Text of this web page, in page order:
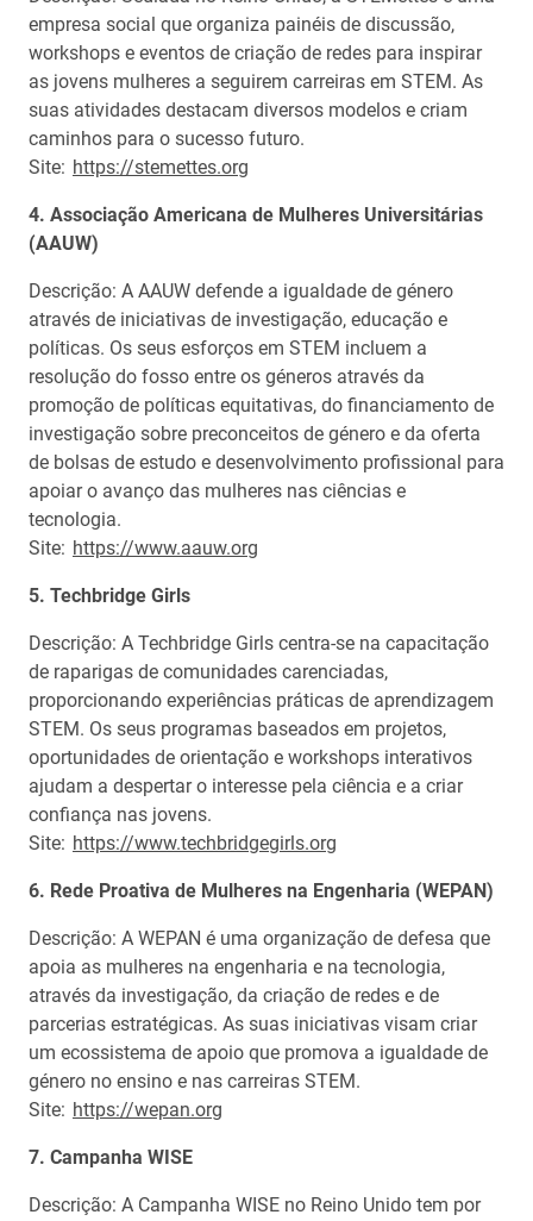
empresa social que organiza painéis de discussão,
workshops e eventos de criação de redes para inspirar
as jovens mulheres a seguirem carreiras em STEM. As
suas atividades destacam diversos modelos e criam
caminhos para o sucesso futuro.
Site: https://stemettes.org
4. Associação Americana de Mulheres Universitárias
(AAUW)
Descrição: A AAUW defende a igualdade de género
através de iniciativas de investigação, educação e
políticas. Os seus esforços em STEM incluem a
resolução do fosso entre os géneros através da
promoção de políticas equitativas, do financiamento de
investigação sobre preconceitos de género e da oferta
de bolsas de estudo e desenvolvimento profissional para
apoiar o avanço das mulheres nas ciências e
tecnologia.
Site: https://www.aauw.org
5. Techbridge Girls
Descrição: A Techbridge Girls centra-se na capacitação
de raparigas de comunidades carenciadas,
proporcionando experiências práticas de aprendizagem
STEM. Os seus programas baseados em projetos,
oportunidades de orientação e workshops interativos
ajudam a despertar o interesse pela ciência e a criar
confiança nas jovens.
Site: https://www.techbridgegirls.org
6. Rede Proativa de Mulheres na Engenharia (WEPAN)
Descrição: A WEPAN é uma organização de defesa que
apoia as mulheres na engenharia e na tecnologia,
através da investigação, da criação de redes e de
parcerias estratégicas. As suas iniciativas visam criar
um ecossistema de apoio que promova a igualdade de
género no ensino e nas carreiras STEM.
Site: https://wepan.org
7. Campanha WISE
Descrição: A Campanha WISE no Reino Unido tem por